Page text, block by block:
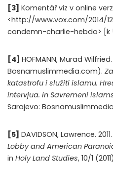
[3] Komentář viz v online
<http://www.vox.com/2014/
condemn-charlie-hebdo> [k
[4] HOFMANN, Murad
Bosnamuslimmedia.com).
katastrofu i služiti islamu.
intervjua. in Savremeni
Sarajevo:
[5] DAVIDSON, Lawrence. 2011.
Lobby and American
in Holy Land Studies, 10/1